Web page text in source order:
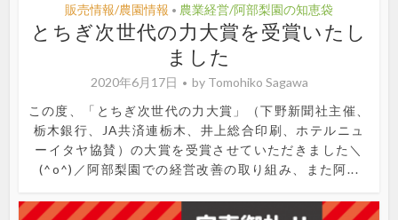
販売情報/農園情報 • 農業経営/阿部梨園の知恵袋
とちぎ次世代の力大賞を受賞いたし
ました
2020年6月17日 by Tomohiko Sagawa
この度、「とちぎ次世代の力大賞」（下野新聞社主催、
栃木銀行、JA共済連栃木、井上総合印刷、ホテルニュ
ーイタヤ協賛）の大賞を受賞させていただきました＼
(^o^)／阿部梨園での経営改善の取り組み、また阿...